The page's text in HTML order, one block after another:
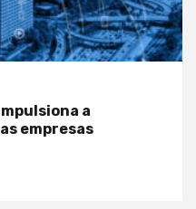
a
empresas